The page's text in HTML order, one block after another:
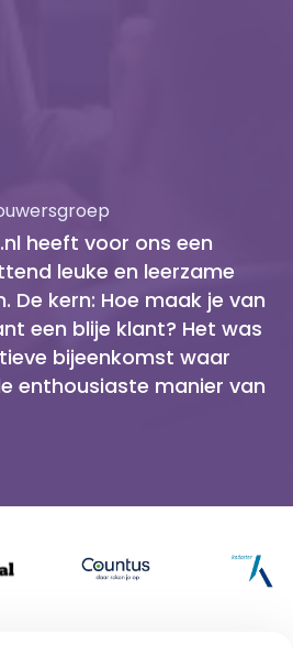
heeft voor ons een
leuke en leerzame
De kern: Hoe maak je van
een blije klant? Het was
bijeenkomst waar
enthousiaste manier van